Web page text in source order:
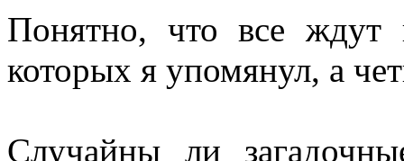
Понятно, что все ждут
которых я упомянул, а
Случайны ли